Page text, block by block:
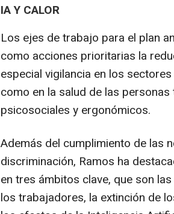
IA Y CALOR
Los ejes de trabajo para el plan
como acciones prioritarias la
especial vigilancia en los
como en la salud de las
psicosociales y ergonómicos.
Además del cumplimiento de las
discriminación, Ramos ha
en tres ámbitos clave, que son
los trabajadores, la extinción de